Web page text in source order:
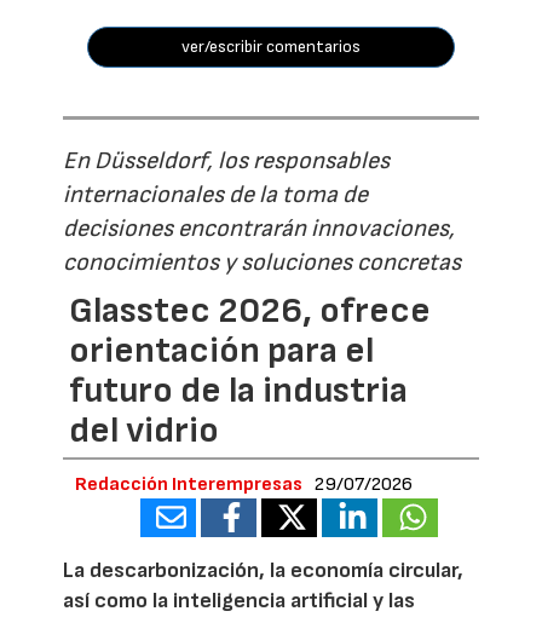
ver/escribir comentarios
En Düsseldorf, los responsables
internacionales de la toma de
decisiones encontrarán innovaciones,
conocimientos y soluciones concretas
Glasstec 2026, ofrece
orientación para el
futuro de la industria
del vidrio
Redacción Interempresas 29/07/2026
La descarbonización, la economía circular,
así como la inteligencia artificial y las